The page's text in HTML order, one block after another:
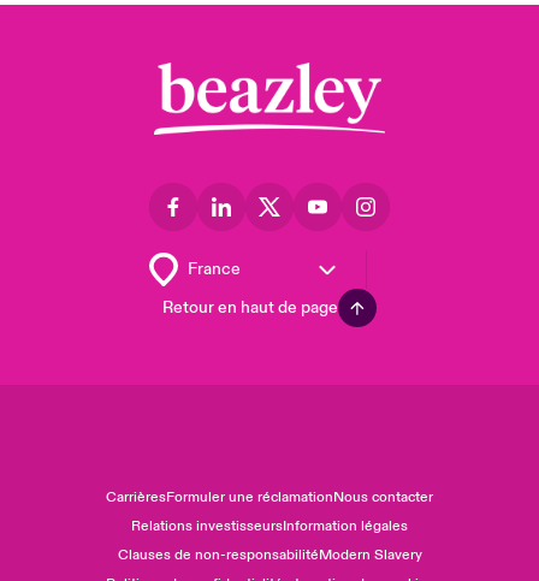
Retour en haut de page
CarrièresFormuler une réclamationNous contacter
Relations investisseursInformation légales
Clauses de non-responsabilitéModern Slavery